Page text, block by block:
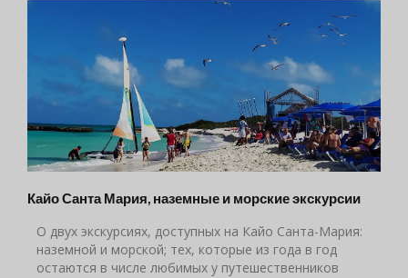
Кайо Санта Мария, наземные и морские экскурсии
O двух экскурсиях, доступных на Кайо Санта-Мария:
наземной и морской; тех, которые из года в год
остаются в числе любимых у путешественников